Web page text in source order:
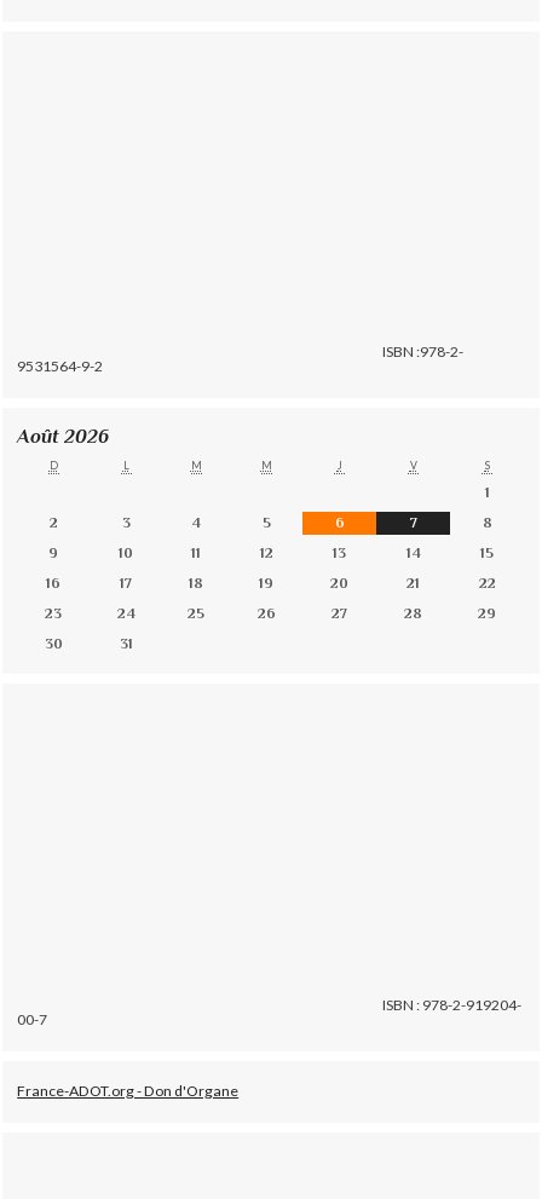
ISBN :978-2-
9531564-9-2
Août 2026
D L M M J V S
1
2
3 4 5 6 7
8
9
10 11 12 13 14
15
16
17 18 19 20 21
22
23
24 25 26 27 28
29
30
31
ISBN : 978-2-919204-
00-7
France-ADOT.org - Don d'Organe